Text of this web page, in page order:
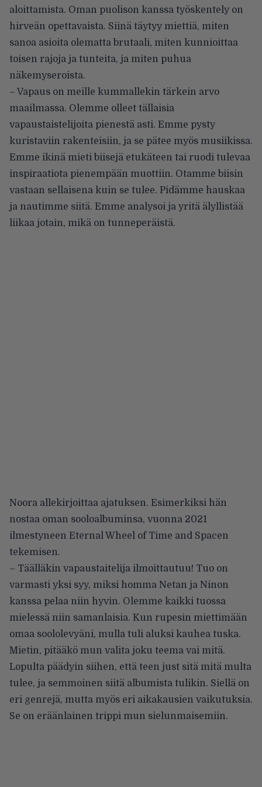
aloittamista. Oman puolison kanssa työskentely on
hirveän opettavaista. Siinä täytyy miettiä, miten
sanoa asioita olematta brutaali, miten kunnioittaa
toisen rajoja ja tunteita, ja miten puhua
näkemyseroista.
– Vapaus on meille kummallekin tärkein arvo
maailmassa. Olemme olleet tällaisia
vapaustaistelijoita pienestä asti. Emme pysty
kuristaviin rakenteisiin, ja se pätee myös musiikissa.
Emme ikinä mieti biisejä etukäteen tai ruodi tulevaa
inspiraatiota pienempään muottiin. Otamme biisin
vastaan sellaisena kuin se tulee. Pidämme hauskaa
ja nautimme siitä. Emme analysoi ja yritä älyllistää
liikaa jotain, mikä on tunneperäistä.
Noora allekirjoittaa ajatuksen. Esimerkiksi hän
nostaa oman sooloalbuminsa, vuonna 2021
ilmestyneen Eternal Wheel of Time and Spacen
tekemisen.
– Täälläkin vapaustaitelija ilmoittautuu! Tuo on
varmasti yksi syy, miksi homma Netan ja Ninon
kanssa pelaa niin hyvin. Olemme kaikki tuossa
mielessä niin samanlaisia. Kun rupesin miettimään
omaa soololevyäni, mulla tuli aluksi kauhea tuska.
Mietin, pitääkö mun valita joku teema vai mitä.
Lopulta päädyin siihen, että teen just sitä mitä multa
tulee, ja semmoinen siitä albumista tulikin. Siellä on
eri genrejä, mutta myös eri aikakausien vaikutuksia.
Se on eräänlainen trippi mun sielunmaisemiin.